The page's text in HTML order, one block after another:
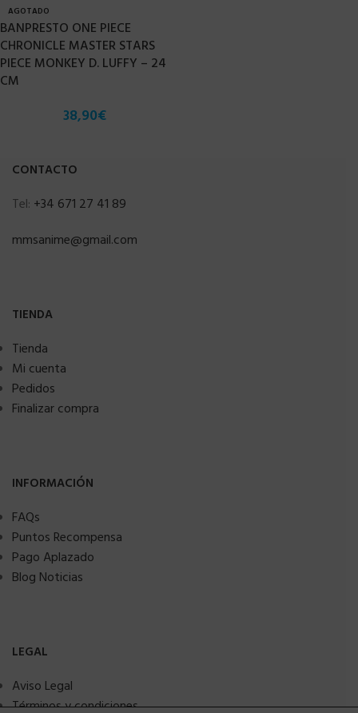
AGOTADO
BANPRESTO ONE PIECE
CHRONICLE MASTER STARS
PIECE MONKEY D. LUFFY – 24
CM
38,90€
CONTACTO
Tel: +34 671 27 41 89
mmsanime@gmail.com
TIENDA
Tienda
Mi cuenta
Pedidos
Finalizar compra
INFORMACIÓN
FAQs
Puntos Recompensa
Pago Aplazado
Blog Noticias
LEGAL
Aviso Legal
Términos y condiciones